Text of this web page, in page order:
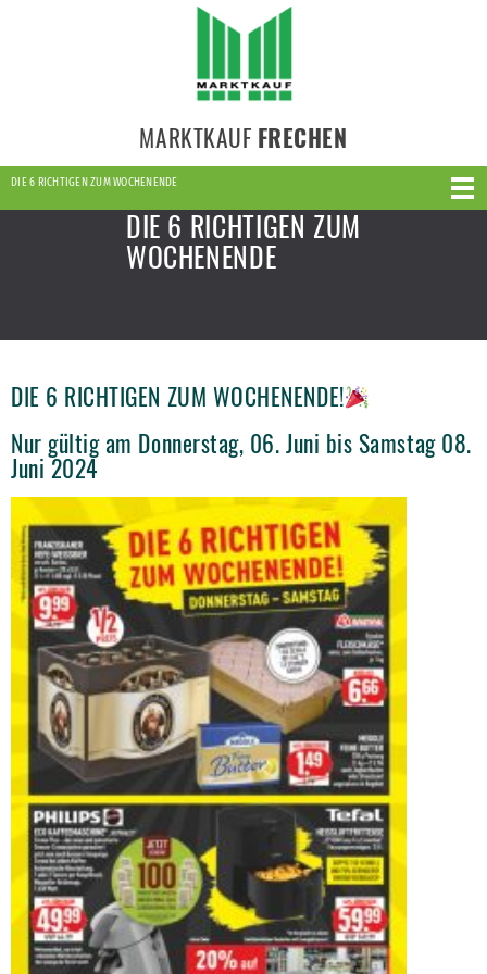
MARKTKAUF FRECHEN
DIE 6 RICHTIGEN ZUM WOCHENENDE
DIE 6 RICHTIGEN ZUM
WOCHENENDE
DIE 6 RICHTIGEN ZUM WOCHENENDE!
Nur gültig am Donnerstag, 06. Juni bis Samstag 08.
Juni 2024